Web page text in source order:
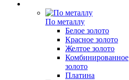
По металлу
Белое золото
Красное золото
Желтое золото
Комбинированное
золото
Платина